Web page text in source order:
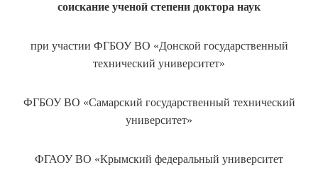
соискание ученой степени доктора наук
при участии ФГБОУ ВО «Донской государственный
технический университет»
ФГБОУ ВО «Самарский государственный технический
университет»
ФГАОУ ВО «Крымский федеральный университет